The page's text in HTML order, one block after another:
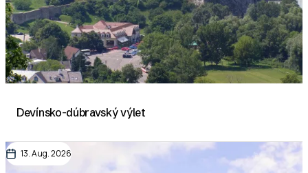
Devínsko-dúbravský výlet
13. Aug. 2026